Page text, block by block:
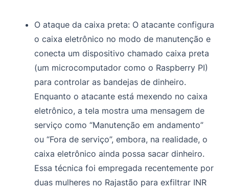
O ataque da caixa preta: O atacante configura
o caixa eletrônico no modo de manutenção e
conecta um dispositivo chamado caixa preta
(um microcomputador como o Raspberry PI)
para controlar as bandejas de dinheiro.
Enquanto o atacante está mexendo no caixa
eletrônico, a tela mostra uma mensagem de
serviço como “Manutenção em andamento”
ou “Fora de serviço”, embora, na realidade, o
caixa eletrônico ainda possa sacar dinheiro.
Essa técnica foi empregada recentemente por
duas mulheres no Rajastão para exfiltrar INR